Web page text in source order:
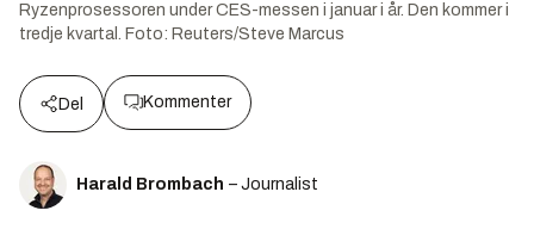
Ryzenprosessoren under CES-messen i januar i år. Den kommer i
tredje kvartal. Foto: Reuters/Steve Marcus
Del Kommenter
Harald Brombach – Journalist